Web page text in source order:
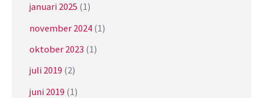
januari 2025 (1)
november 2024 (1)
oktober 2023 (1)
juli 2019 (2)
juni 2019 (1)